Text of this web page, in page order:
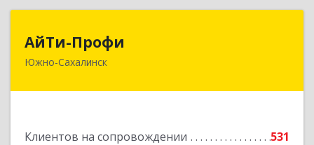
АйТи-Профи
Южно-Сахалинск
Клиентов на сопровождении
531
693023, Сахалинская обл, город Южно-
Подробнее